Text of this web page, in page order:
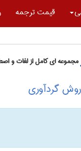
قیمت ترجمه
مجموعه ای کامل از لغات و
گردآوری